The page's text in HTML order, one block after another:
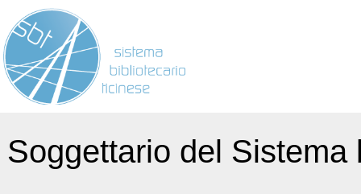
Soggettario del